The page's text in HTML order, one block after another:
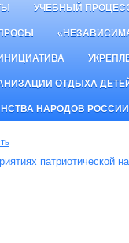
УЧЕБНЫЙ
ОТДЫХА
НАРОДОВ РОССИИ
патриотической